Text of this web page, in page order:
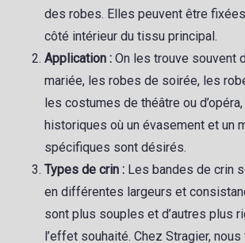
des robes. Elles peuvent être
côté intérieur du tissu principal.
Application : On les trouve souvent
mariée, les robes de soirée, les
les costumes de théâtre ou
historiques où un évasement et un
spécifiques sont désirés.
Types de crin : Les bandes de crin
en différentes largeurs et
sont plus souples et d’autres plus
l’effet souhaité. Chez Stragier,